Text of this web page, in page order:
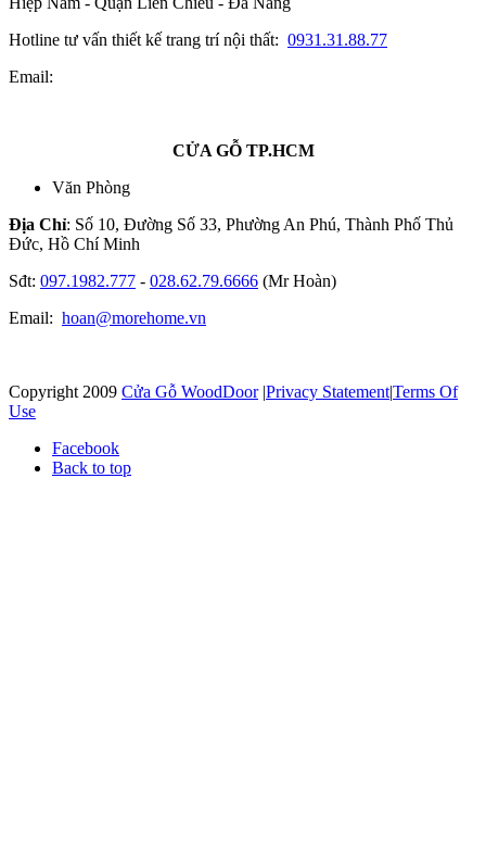
Hotline tư vấn thiết kế trang trí nội thất: 0931.31.88.77
Email:
CỬA GỖ TP.HCM
Văn Phòng
Địa Chỉ: Số 10, Đường Số 33, Phường An Phú, Thành Phố Thủ
Đức, Hồ Chí Minh
Sđt: 097.1982.777 - 028.62.79.6666 (Mr Hoàn)
Email: hoan@morehome.vn
Copyright 2009 Cửa Gỗ WoodDoor |Privacy Statement|Terms Of
Use
Facebook
Back to top